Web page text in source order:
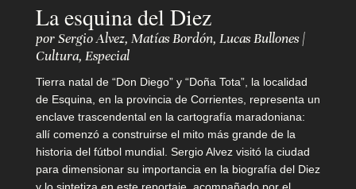
n
d
á
t
u
p
La esquina del Diez
porSergio Alvez, Matías Bordón, Lucas Bullones|
Cultura, Especial
Tierra natal de “Don Diego” y “Doña Tota”, la localidad
de Esquina, en la provincia de Corrientes, representa un
enclave trascendental en la cartografía maradoniana:
allí comenzó a construirse el mito más grande de la
historia del fútbol mundial. Sergio Alvez visitó la ciudad
para dimensionar su importancia en la biografía del Diez
y lo sintetiza en este reportaje, acompañado por el